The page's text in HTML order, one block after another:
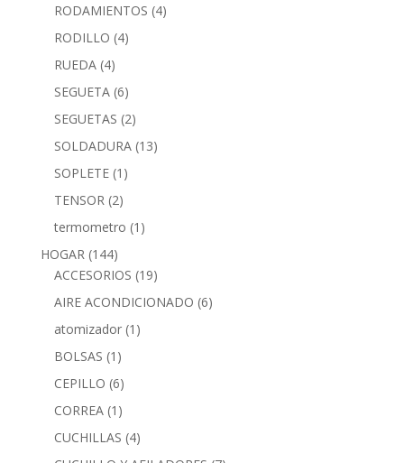
RODAMIENTOS (4)
RODILLO (4)
RUEDA (4)
SEGUETA (6)
SEGUETAS (2)
SOLDADURA (13)
SOPLETE (1)
TENSOR (2)
termometro (1)
HOGAR (144)
ACCESORIOS (19)
AIRE ACONDICIONADO (6)
atomizador (1)
BOLSAS (1)
CEPILLO (6)
CORREA (1)
CUCHILLAS (4)